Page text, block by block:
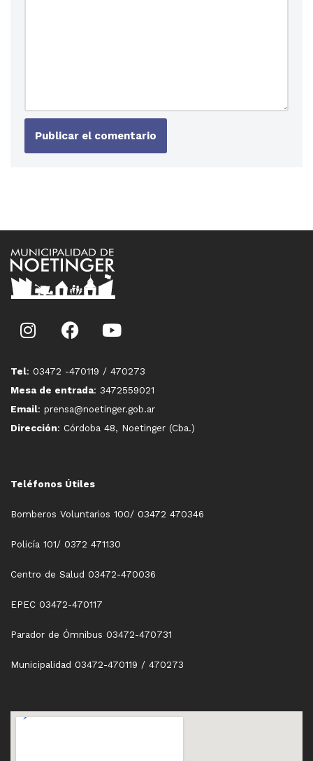
Tel: 03472 -470119 / 470273
Mesa de entrada: 3472559021
Email: prensa@noetinger.gob.ar
Dirección: Córdoba 48, Noetinger (Cba.)
Teléfonos Útiles
Bomberos Voluntarios 100/ 03472 470346
Policía 101/ 0372 471130
Centro de Salud 03472-470036
EPEC 03472-470117
Parador de Ómnibus 03472-470731
Municipalidad 03472-470119 / 470273